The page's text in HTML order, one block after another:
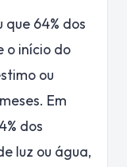
64% dos
o início do
ou
Em
dos
luz ou água,